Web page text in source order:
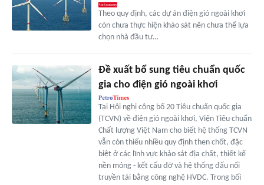
Theo quy định, các dự án điện gió ngoài khơi
còn chưa thực hiện khảo sát nên chưa thể lựa
chọn nhà đầu tư…
Đề xuất bổ sung tiêu chuẩn quốc
gia cho điện gió ngoài khơi
Tại Hội nghị công bố 20 Tiêu chuẩn quốc gia
(TCVN) về điện gió ngoài khơi, Viện Tiêu chuẩn
Chất lượng Việt Nam cho biết hệ thống TCVN
vẫn còn thiếu nhiều quy định then chốt, đặc
biệt ở các lĩnh vực khảo sát địa chất, thiết kế
nền móng - kết cấu đỡ và hệ thống đấu nối
truyền tải bằng công nghệ HVDC. Trong bối